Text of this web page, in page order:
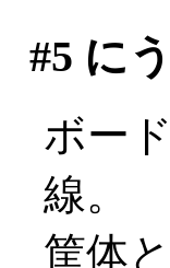
#5 に
ボー
線。
筐体